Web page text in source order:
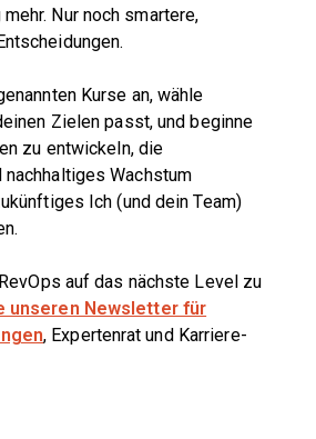
Nur noch smartere,
Kurse an, wähle
Zielen passt, und beginne
zu entwickeln, die
Wachstum
Ich (und dein Team)
auf das nächste Level zu
unseren Newsletter für
, Expertenrat und Karriere-